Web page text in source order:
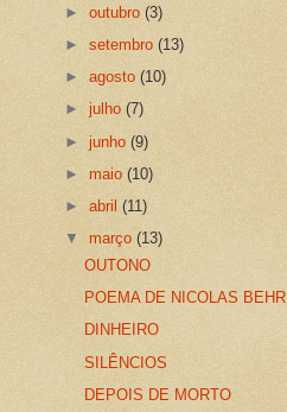
►outubro(3)
►setembro(13)
►agosto(10)
►julho(7)
►junho(9)
►maio(10)
►abril(11)
▼março(13)
OUTONO
POEMA DE NICOLAS BEHR
DINHEIRO
SILÊNCIOS
DEPOIS DE MORTO